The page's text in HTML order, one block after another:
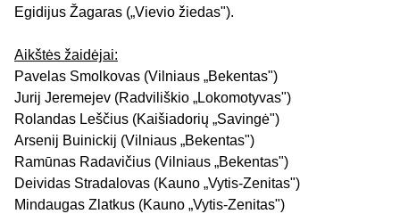
Egidijus Žagaras („Vievio žiedas").
Aikštės žaidėjai:
Pavelas Smolkovas (Vilniaus „Bekentas")
Jurij Jeremejev (Radviliškio „Lokomotyvas")
Rolandas Leščius (Kaišiadorių „Savingė")
Arsenij Buinickij (Vilniaus „Bekentas")
Ramūnas Radavičius (Vilniaus „Bekentas")
Deividas Stradalovas (Kauno „Vytis-Zenitas")
Mindaugas Zlatkus (Kauno „Vytis-Zenitas")